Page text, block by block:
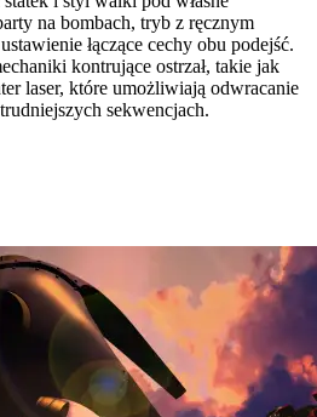
na bombach, tryb z ręcznym
łączące cechy obu podejść.
kontrujące ostrzał, takie jak
laser, które umożliwiają odwracanie
sekwencjach.